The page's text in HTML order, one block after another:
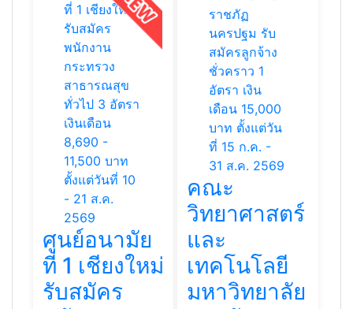
ศูนย์อนามัย
ที่ 1 เชียงใหม่
รับสมัคร
คณะ
วิทยาศาสตร์
และ
เทคโนโลยี
มหาวิทยาลัย